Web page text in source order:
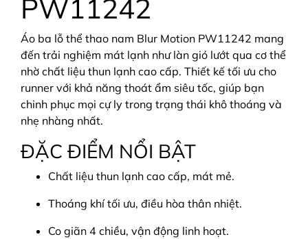
PW11242
Áo ba lỗ thể thao nam Blur Motion PW11242 mang
đến trải nghiệm mát lạnh như làn gió lướt qua cơ thể
nhờ chất liệu thun lạnh cao cấp. Thiết kế tối ưu cho
runner với khả năng thoát ẩm siêu tốc, giúp bạn
chinh phục mọi cự ly trong trạng thái khô thoáng và
nhẹ nhàng nhất.
ĐẶC ĐIỂM NỔI BẬT
Chất liệu thun lạnh cao cấp, mát mẻ.
Thoáng khí tối ưu, điều hòa thân nhiệt.
Co giãn 4 chiều, vận động linh hoạt.